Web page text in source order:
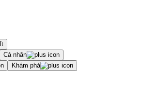
Cá nhân
Khám phá